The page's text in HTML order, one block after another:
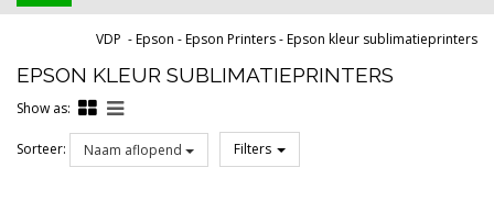
VDP -Epson -Epson Printers-Epson kleur sublimatieprinters
EPSON KLEUR SUBLIMATIEPRINTERS
Show as:
Sorteer: Naam aflopend Filters